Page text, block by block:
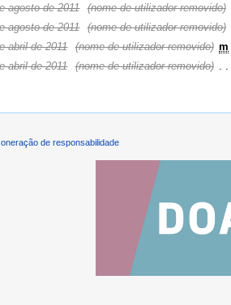
agosto de 2011‎ (nome de utilizador removido)
agosto de 2011‎ (nome de utilizador removido)
abril de 2011‎ (nome de utilizador removido) ‎m
abril de 2011‎ (nome de utilizador removido) . .
de responsabilidade